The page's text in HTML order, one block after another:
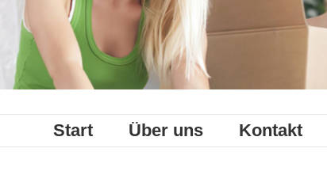
Start Über uns Kontakt